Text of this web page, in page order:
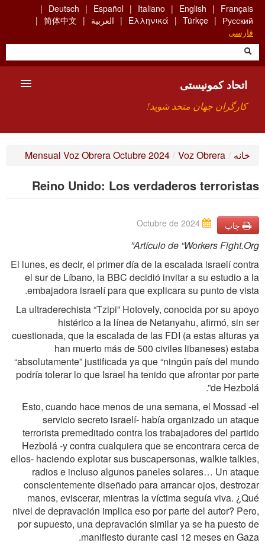
Skip
main
content
Français
English
Italiano
Español
Deutsch
Русский
Türkçe
Ελληνικά العربية
简体中文
فارسی
اتحاد کمونیستی
کارگران جهان متحد شوید!
ارتباط
خانه /
Voz Obrera
/
Mensual Voz Obrera Octubre 2024
Reino Unido: Los verdaderos terroristas
چاپ
Artículo de “Workers Fight.Org”
El lunes, es decir, el primer día de la escalada israelí contra
el sur de Líbano, la BBC decidió invitar a su estudio a la
embajadora israelí para que explicara su punto de vista.
La ultraderechista “Tzipi” Hotovely, conocida por su apoyo
histérico a la línea de Netanyahu, afirmó, sin ser
cuestionada, que la escalada de las FDI (a estas alturas ya
han muerto más de 500 civiles libaneses) estaba
“absolutamente” justificada ya que “ningún país del mundo
podría tolerar lo que Israel ha tenido que afrontar por parte
de Hezbolá”.
Esto, cuando hace menos de una semana, el Mossad -el
servicio secreto israelí- había organizado un ataque
terrorista premeditado contra los trabajadores del partido
Hezbolá -y contra cualquiera que se encontrara cerca de
ellos- haciendo explotar sus buscapersonas, walkie talkies,
radios e incluso algunos paneles solares… Un ataque
conscientemente diseñado para arrancar ojos, destrozar
manos, eviscerar, mientras la víctima seguía viva. ¿Qué
nivel de depravación implica eso por parte del autor? Pero,
por supuesto, una depravación similar ya se ha puesto de
manifiesto durante casi 12 meses en Gaza.